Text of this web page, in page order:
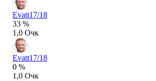
Evatt17/18
33 %
1,0 Очк
Evatt17/18
0 %
1,0 Очк